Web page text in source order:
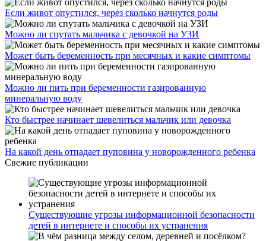
Если живот опустился, через сколько начнутся роды
Можно ли спутать мальчика с девочкой на УЗИ
Может быть беременность при месячных и какие симптомы
Можно ли пить при беременности газированную
минеральную воду
Кто быстрее начинает шевелиться мальчик или девочка
На какой день отпадает пуповина у новорожденного ребенка
Свежие публикации
Существующие угрозы информационной безопасности
детей в интернете и способы их устранения